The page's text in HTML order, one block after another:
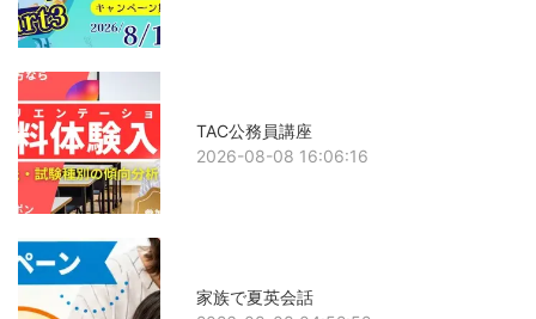
TAC公務員講座
2026-08-08 16:06:16
家族で夏英会話